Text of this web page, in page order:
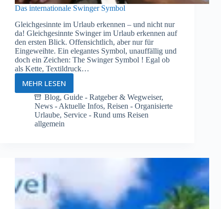
Das internationale Swinger Symbol
Gleichgesinnte im Urlaub erkennen – und nicht nur
da! Gleichgesinnte Swinger im Urlaub erkennen auf
den ersten Blick. Offensichtlich, aber nur für
Eingeweihte. Ein elegantes Symbol, unauffällig und
doch ein Zeichen: The Swinger Symbol ! Egal ob
als Kette, Textildruck…
MEHR LESEN
Das
internationale
Swinger
Symbol
Blog, Guide - Ratgeber & Wegweiser,
News - Aktuelle Infos, Reisen - Organisierte
Urlaube, Service - Rund ums Reisen
allgemein